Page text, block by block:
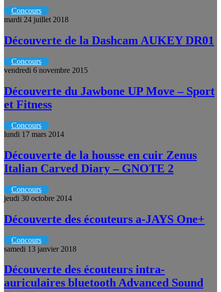
Concours
mardi 24 juillet 2018
Découverte de la Dashcam AUKEY DR01
Concours
vendredi 6 novembre 2015
Découverte du Jawbone UP Move – Sport
et Fitness
Concours
lundi 17 mars 2014
Découverte de la housse en cuir Zenus
Italian Carved Diary – GNOTE 2
Concours
jeudi 30 octobre 2014
Découverte des écouteurs a-JAYS One+
Concours
samedi 13 janvier 2018
Découverte des écouteurs intra-
auriculaires bluetooth Advanced Sound